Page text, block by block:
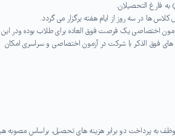
به فارغ التحصیلان.
اختصاصی یک فرصت فوق العاده برای طلاب بوده ودر این
فوق الذکر با شرکت در آزمون اختصاصی و سراسری امکان
به پرداخت دو برابر هزینه های تحصیل، براساس مصوبه